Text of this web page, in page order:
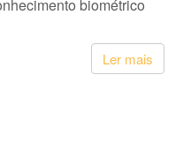
biométrico
Ler mais